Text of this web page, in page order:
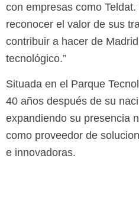
con empresas como
reconocer el valor de sus
contribuir a hacer de
tecnológico.”
Situada en el Parque
40 años después de su
expandiendo su presencia
como proveedor de
e innovadoras.